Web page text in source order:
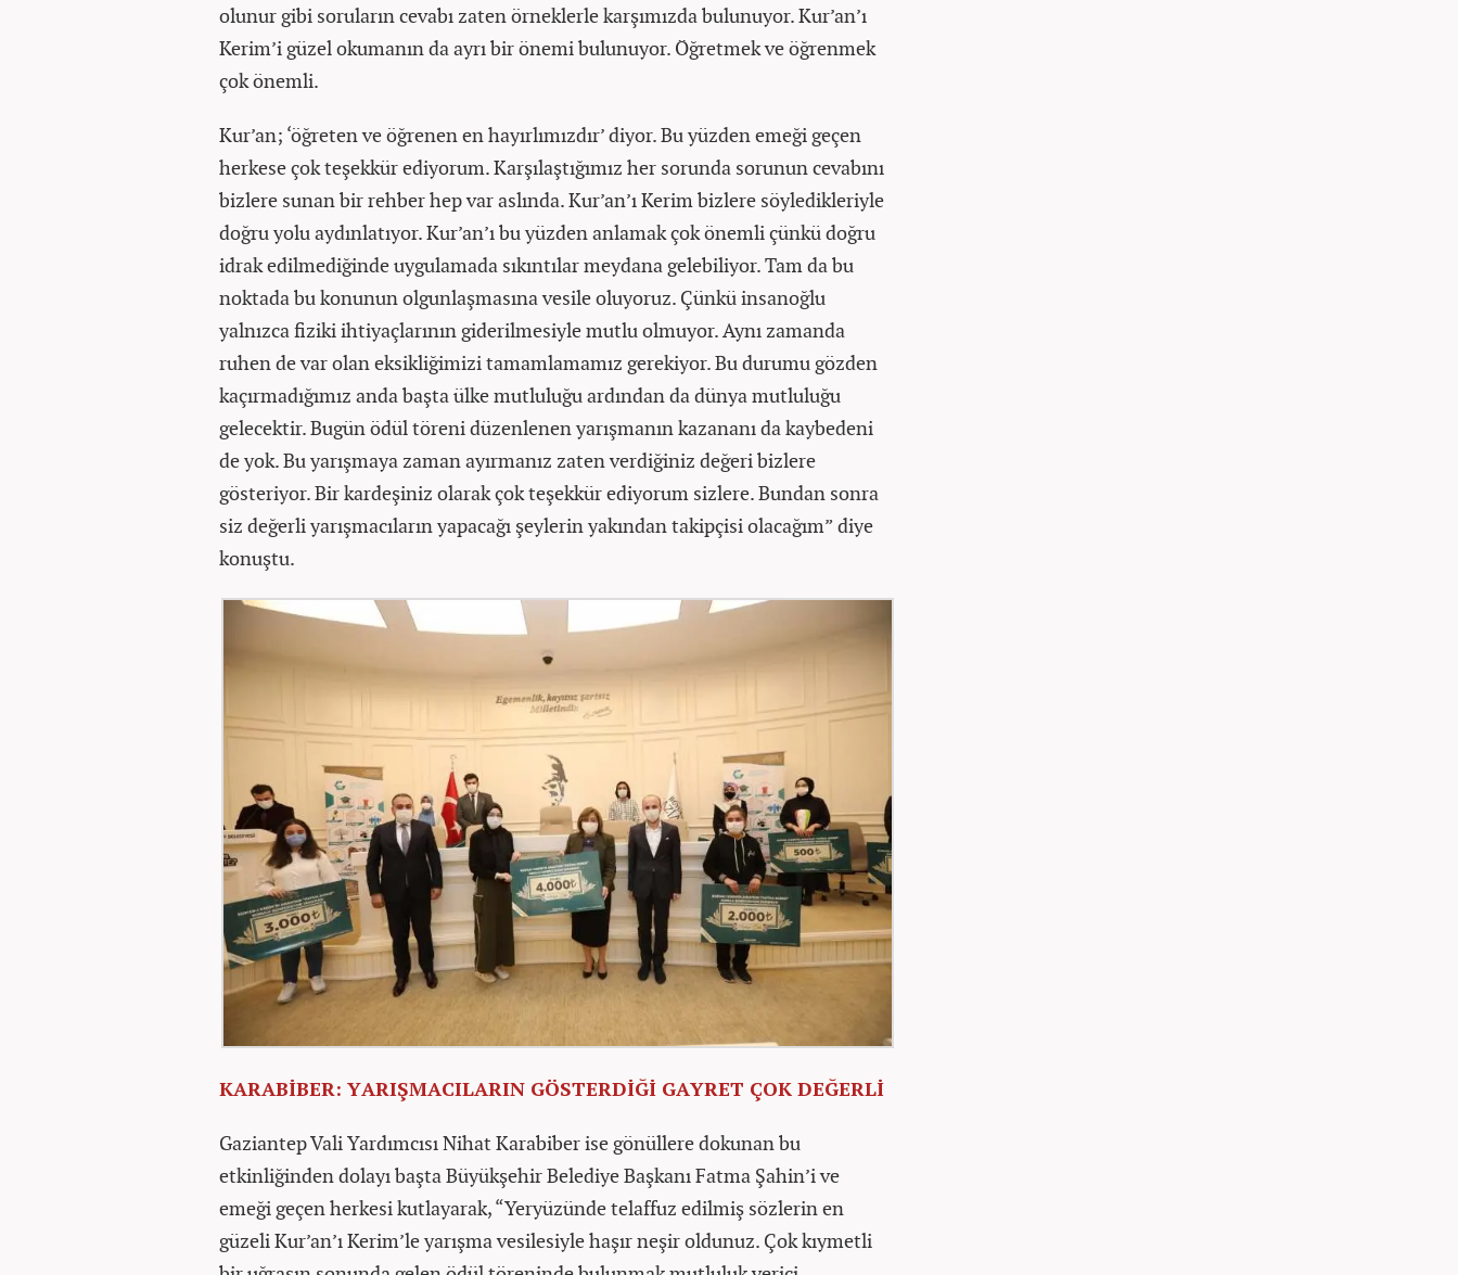
olunur gibi soruların cevabı zaten örneklerle karşımızda bulunuyor. Kur’an’ı
Kerim’i güzel okumanın da ayrı bir önemi bulunuyor. Öğretmek ve öğrenmek
çok önemli.
Kur’an; ‘öğreten ve öğrenen en hayırlımızdır’ diyor. Bu yüzden emeği geçen
herkese çok teşekkür ediyorum. Karşılaştığımız her sorunda sorunun cevabını
bizlere sunan bir rehber hep var aslında. Kur’an’ı Kerim bizlere söyledikleriyle
doğru yolu aydınlatıyor. Kur’an’ı bu yüzden anlamak çok önemli çünkü doğru
idrak edilmediğinde uygulamada sıkıntılar meydana gelebiliyor. Tam da bu
noktada bu konunun olgunlaşmasına vesile oluyoruz. Çünkü insanoğlu
yalnızca fiziki ihtiyaçlarının giderilmesiyle mutlu olmuyor. Aynı zamanda
ruhen de var olan eksikliğimizi tamamlamamız gerekiyor. Bu durumu gözden
kaçırmadığımız anda başta ülke mutluluğu ardından da dünya mutluluğu
gelecektir. Bugün ödül töreni düzenlenen yarışmanın kazananı da kaybedeni
de yok. Bu yarışmaya zaman ayırmanız zaten verdiğiniz değeri bizlere
gösteriyor. Bir kardeşiniz olarak çok teşekkür ediyorum sizlere. Bundan sonra
siz değerli yarışmacıların yapacağı şeylerin yakından takipçisi olacağım” diye
konuştu.
KARABİBER: YARIŞMACILARIN GÖSTERDİĞİ GAYRET ÇOK DEĞERLİ
Gaziantep Vali Yardımcısı Nihat Karabiber ise gönüllere dokunan bu
etkinliğinden dolayı başta Büyükşehir Belediye Başkanı Fatma Şahin’i ve
emeği geçen herkesi kutlayarak, “Yeryüzünde telaffuz edilmiş sözlerin en
güzeli Kur’an’ı Kerim’le yarışma vesilesiyle haşır neşir oldunuz. Çok kıymetli